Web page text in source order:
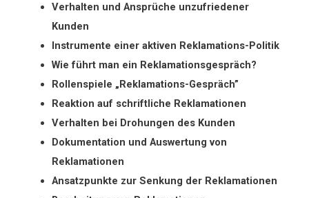
Verhalten und Ansprüche unzufriedener
Kunden
Instrumente einer aktiven Reklamations-Politik
Wie führt man ein Reklamationsgespräch?
Rollenspiele „Reklamations-Gespräch”
Reaktion auf schriftliche Reklamationen
Verhalten bei Drohungen des Kunden
Dokumentation und Auswertung von
Reklamationen
Ansatzpunkte zur Senkung der Reklamationen